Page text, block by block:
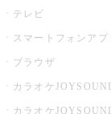
テレビ
スマートフォンアプ
ブラウザ
カラオケ
カラオケ